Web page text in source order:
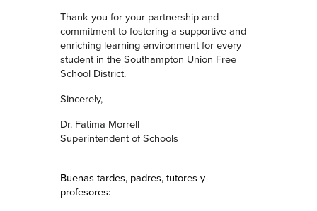
Thank you for your partnership and
commitment to fostering a supportive and
enriching learning environment for every
student in the Southampton Union Free
School District.
Sincerely,
Dr. Fatima Morrell
Superintendent of Schools
Buenas tardes, padres, tutores y
profesores: